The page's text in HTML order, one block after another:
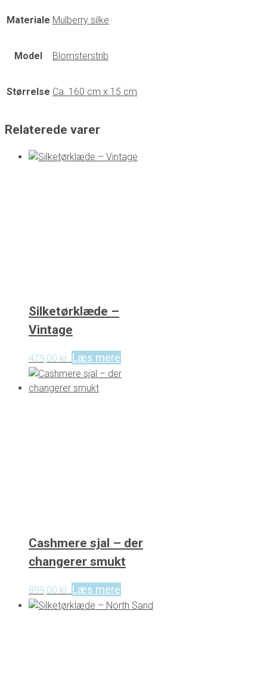
Materiale Mulberry silke
Model Blomsterstrib
Størrelse Ca. 160 cm x 15 cm
Relaterede varer
Silketørklæde –
Vintage
479,00 kr. Læs mere
Cashmere sjal – der
changerer smukt
899,00 kr. Læs mere